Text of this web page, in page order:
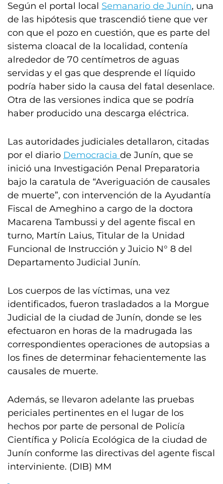
Según el portal local Semanario de Junín, una
de las hipótesis que trascendió tiene que ver
con que el pozo en cuestión, que es parte del
sistema cloacal de la localidad, contenía
alrededor de 70 centímetros de aguas
servidas y el gas que desprende el líquido
podría haber sido la causa del fatal desenlace.
Otra de las versiones indica que se podría
haber producido una descarga eléctrica.
Las autoridades judiciales detallaron, citadas
por el diario Democracia de Junín, que se
inició una Investigación Penal Preparatoria
bajo la caratula de “Averiguación de causales
de muerte”, con intervención de la Ayudantía
Fiscal de Ameghino a cargo de la doctora
Macarena Tambussi y del agente fiscal en
turno, Martín Laius, Titular de la Unidad
Funcional de Instrucción y Juicio N° 8 del
Departamento Judicial Junín.
Los cuerpos de las víctimas, una vez
identificados, fueron trasladados a la Morgue
Judicial de la ciudad de Junín, donde se les
efectuaron en horas de la madrugada las
correspondientes operaciones de autopsias a
los fines de determinar fehacientemente las
causales de muerte.
Además, se llevaron adelante las pruebas
periciales pertinentes en el lugar de los
hechos por parte de personal de Policía
Científica y Policía Ecológica de la ciudad de
Junín conforme las directivas del agente fiscal
interviniente. (DIB) MM